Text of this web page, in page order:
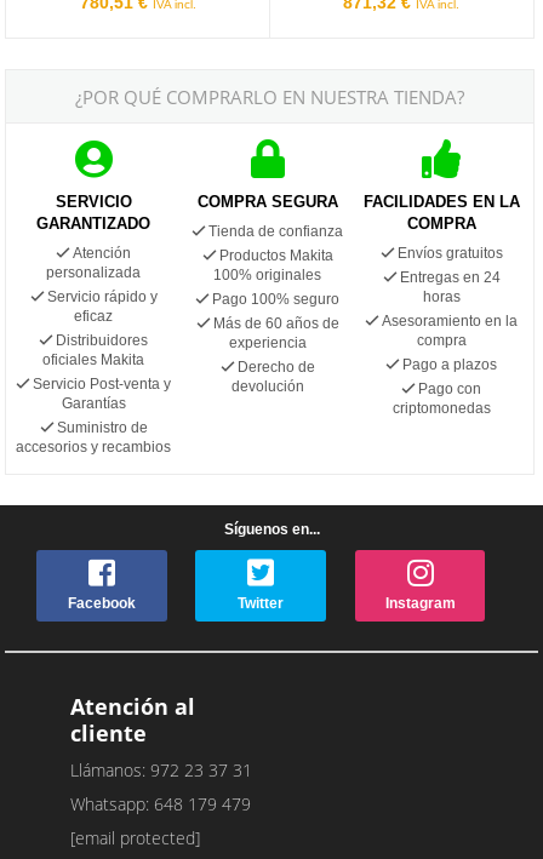
IVA incl. IVA incl.
¿POR QUÉ COMPRARLO EN NUESTRA TIENDA?
SERVICIO
GARANTIZADO
Atención
personalizada
Servicio rápido y
eficaz
Distribuidores
oficiales Makita
Servicio Post-venta y
Garantías
Suministro de
accesorios y recambios
COMPRA SEGURA
Tienda de confianza
Productos Makita
100% originales
Pago 100% seguro
Más de 60 años de
experiencia
Derecho de
devolución
FACILIDADES EN LA
COMPRA
Envíos gratuitos
Entregas en 24
horas
Asesoramiento en la
compra
Pago a plazos
Pago con
criptomonedas
Síguenos en...
Facebook Twitter Instagram
Atención al
cliente
Llámanos: 972 23 37 31
Whatsapp: 648 179 479
[email protected]